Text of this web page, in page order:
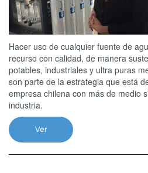
Hacer uso de cualquier fuente de
recurso con calidad, de manera
potables, industriales y ultra puras
son parte de la estrategia que está
empresa chilena con más de medio
industria.
Ver